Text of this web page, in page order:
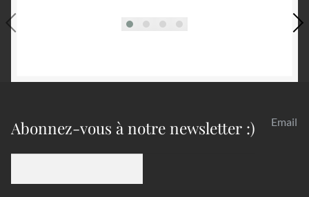
Abonnez-vous à notre newsletter :) Email